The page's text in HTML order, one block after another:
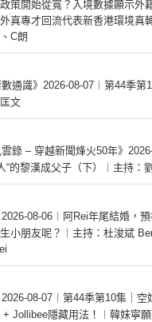
策開始從寬？入境數據顯示外
真專才回流代表新香港環境真
C朗
數通識》2026-08-07︱第44季
文
雲錄 – 穿越新聞烽火50年》
“的黎漢成父子（下）︱主持：
2026-08-06︱阿Rei年尾結婚，
小朋友呢？︱主持：杜浚斌
2026-08-07︱第44季第10集｜
Jollibee隱藏用法！︱韓妹寧